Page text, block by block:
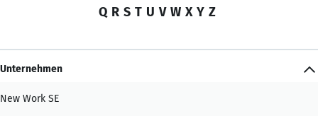
Q R S T U V W X Y Z
Unternehmen
New Work SE